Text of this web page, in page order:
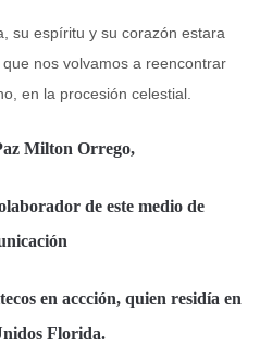
su espíritu y su corazón estara
nos volvamos a reencontrar
en la procesión celestial.
Milton Orrego,
de este medio de
en accción, quien residía en
Florida.